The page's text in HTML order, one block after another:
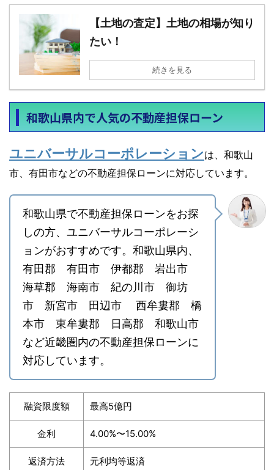
【土地の査定】土地の相場が知り
たい！
続きを見る
和歌山県内で人気の不動産担保ローン
ユニバーサルコーポレーションは、和歌山
市、有田市などの不動産担保ローンに対応しています。
和歌山県で不動産担保ローンをお探
しの方、ユニバーサルコーポレーシ
ョンがおすすめです。和歌山県内、
有田郡 有田市 伊都郡 岩出市
海草郡 海南市 紀の川市 御坊
市 新宮市 田辺市 西牟婁郡 橋
本市 東牟婁郡 日高郡 和歌山市
など近畿圏内の不動産担保ローンに
対応しています。
融資限度額 最高5億円
金利 4.00%〜15.00%
返済方法 元利均等返済